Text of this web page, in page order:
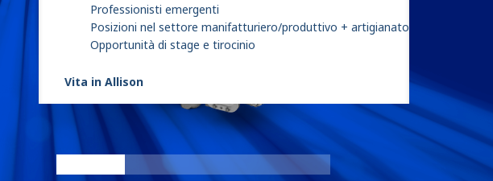
Professionisti emergenti
Posizioni nel settore manifatturiero/produttivo + artigianato
Opportunità di stage e tirocinio
Vita in Allison
6000 4
6000